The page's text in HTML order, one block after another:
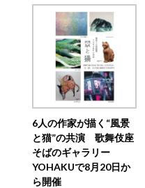
6人の作家が描く“風景
と猫”の共演 歌舞伎座
そばのギャラリー
YOHAKUで8月20日か
ら開催